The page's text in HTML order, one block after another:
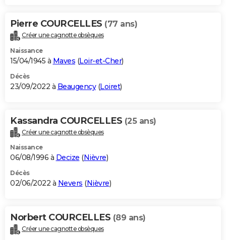
Pierre COURCELLES (77 ans)
Créer une cagnotte obsèques
Naissance
15/04/1945 à Maves (Loir-et-Cher)
Décès
23/09/2022 à Beaugency(Loiret)
Kassandra COURCELLES (25 ans)
Créer une cagnotte obsèques
Naissance
06/08/1996 à Decize (Nièvre)
Décès
02/06/2022 à Nevers (Nièvre)
Norbert COURCELLES (89 ans)
Créer une cagnotte obsèques